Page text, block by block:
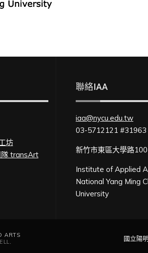
坊
隊 transArt
聯絡IAA
iaa@nycu.edu.tw
03-5712121 #31963
新竹市東區大學路
Institute of Applied
National Yang Ming
University
ARTS
國立陽